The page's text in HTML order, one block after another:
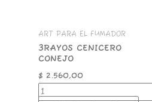
ART PARA EL FUMADOR
3RAYOS CENICERO
CONEJO
$ 2.560,00